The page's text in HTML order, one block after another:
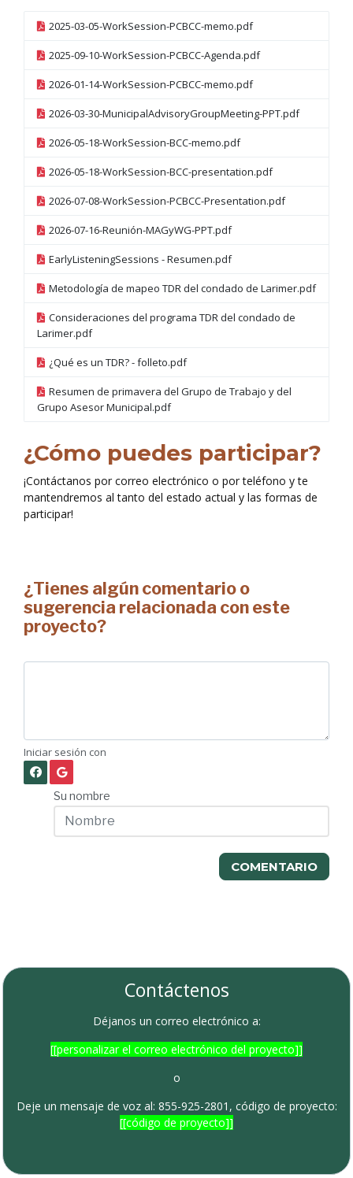
2025-03-05-WorkSession-PCBCC-memo.pdf
2025-09-10-WorkSession-PCBCC-Agenda.pdf
2026-01-14-WorkSession-PCBCC-memo.pdf
2026-03-30-MunicipalAdvisoryGroupMeeting-PPT.pdf
2026-05-18-WorkSession-BCC-memo.pdf
2026-05-18-WorkSession-BCC-presentation.pdf
2026-07-08-WorkSession-PCBCC-Presentation.pdf
2026-07-16-Reunión-MAGyWG-PPT.pdf
EarlyListeningSessions - Resumen.pdf
Metodología de mapeo TDR del condado de Larimer.pdf
Consideraciones del programa TDR del condado de
Larimer.pdf
¿Qué es un TDR? - folleto.pdf
Resumen de primavera del Grupo de Trabajo y del
Grupo Asesor Municipal.pdf
¿Cómo puedes participar?
¡Contáctanos por correo electrónico o por teléfono y te
mantendremos al tanto del estado actual y las formas de
participar!
¿Tienes algún comentario o
sugerencia relacionada con este
proyecto?
Iniciar sesión con
Su nombre
COMENTARIO
Cronograma del proyecto
Contáctenos
Déjanos un correo electrónico a:
[[personalizar el correo electrónico del proyecto]]
o
Deje un mensaje de voz al: 855-925-2801, código de proyecto:
[[código de proyecto]]